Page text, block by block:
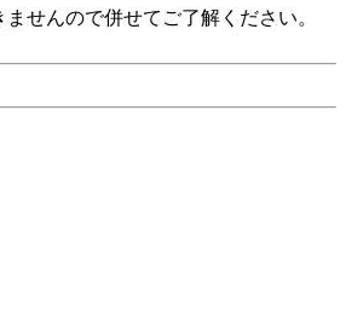
せんので併せてご了解ください。